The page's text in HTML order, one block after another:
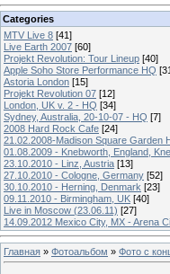
Categories
MTV Live 8 [41]
Live Earth 2007 [60]
Projekt Revolution: Tour Lineup [40]
Apple Soho Store Performance HQ
Astoria London [15]
Projekt Revolution 07 [12]
London, UK v. 2 - HQ [34]
Sydney, Australia, 20-10-07 - HQ [7]
2008 Hard Rock Cafe [24]
21.02.2008-Madison Square Garden
01.08.2009 - Knebworth, England,
23.10.2010 - Linz, Austria [13]
27.10.2010 - Cologne, Germany [52]
30.10.2010 - Herning, Denmark [23]
09.11.2010 - Birmingham, UK [40]
Live in Moscow (23.06.11) [27]
14.09.2012 Mexico City, MX - Arena
Главная » Фотоальбом » Фото с